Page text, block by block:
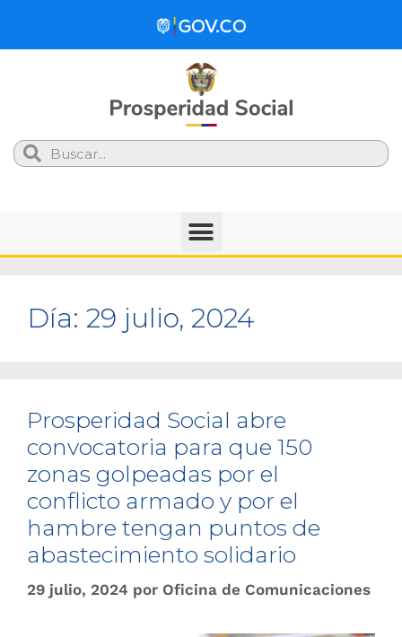
Search
Día: 29 julio, 2024
Prosperidad Social abre
convocatoria para que 150
zonas golpeadas por el
conflicto armado y por el
hambre tengan puntos de
abastecimiento solidario
29 julio, 2024 por Oficina de Comunicaciones